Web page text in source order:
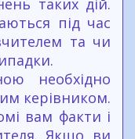
таких дій.
під час
та чи
необхідно
керівником.
вам факти і